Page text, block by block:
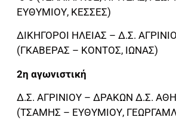
ΕΥΘΥΜΙΟΥ, ΚΕΣΣΕΣ)
ΔΙΚΗΓΟΡΟΙ ΗΛΕΙΑΣ – Δ.Σ.
(ΓΚΑΒΕΡΑΣ – ΚΟΝΤΟΣ, ΙΩΝΑΣ)
2η αγωνιστική
Δ.Σ. ΑΓΡΙΝΙΟΥ – ΔΡΑΚΩΝ Δ.Σ.
(ΤΣΑΜΗΣ – ΕΥΘΥΜΙΟΥ,